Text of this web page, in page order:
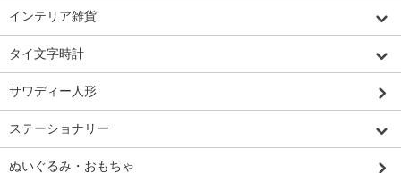
インテリア雑貨
タイ文字時計
サワディー人形
ステーショナリー
ぬいぐるみ・おもちゃ